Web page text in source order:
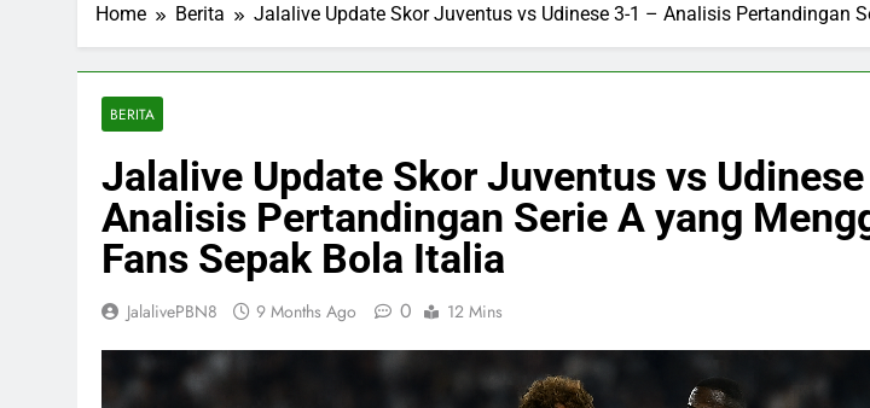
Home Berita Jalalive Update Skor Juventus vs Udinese 3-1 – Analisis Pertandingan
BERITA
Jalalive Update Skor Juventus vs
Analisis Pertandingan Serie A yang
Fans Sepak Bola Italia
JalalivePBN8 9 Months Ago 0 12 Mins